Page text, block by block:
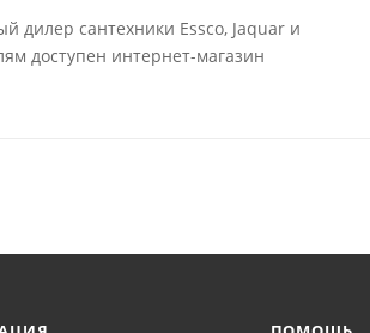
дилер сантехники Essco, Jaquar и
доступен интернет-магазин